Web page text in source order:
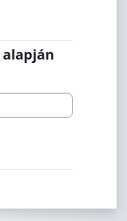
alapján